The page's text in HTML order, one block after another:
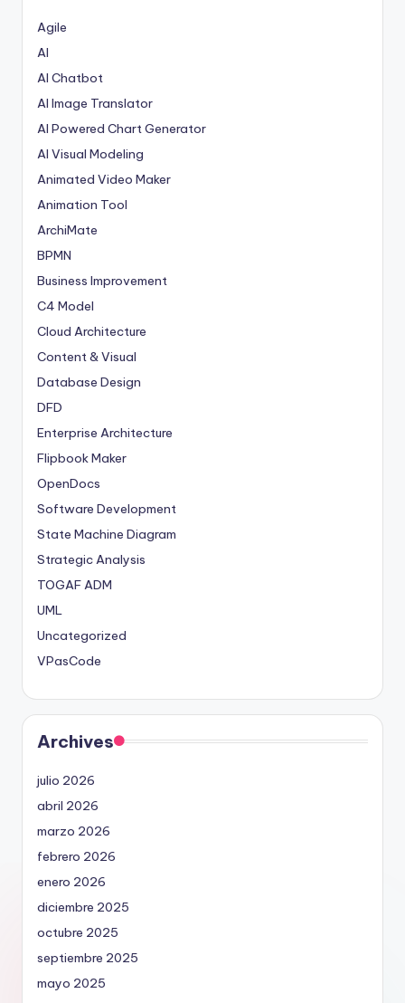
Agile
AI
AI Chatbot
AI Image Translator
AI Powered Chart Generator
AI Visual Modeling
Animated Video Maker
Animation Tool
ArchiMate
BPMN
Business Improvement
C4 Model
Cloud Architecture
Content & Visual
Database Design
DFD
Enterprise Architecture
Flipbook Maker
OpenDocs
Software Development
State Machine Diagram
Strategic Analysis
TOGAF ADM
UML
Uncategorized
VPasCode
Archives
julio 2026
abril 2026
marzo 2026
febrero 2026
enero 2026
diciembre 2025
octubre 2025
septiembre 2025
mayo 2025